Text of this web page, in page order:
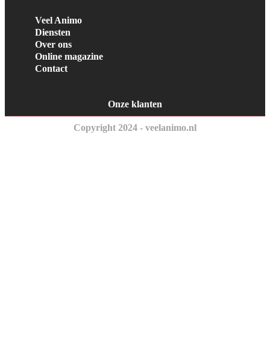
Veel Animo
Diensten
Over ons
Online magazine
Contact
Onze klanten
Copyright 2024 - veelanimo.nl